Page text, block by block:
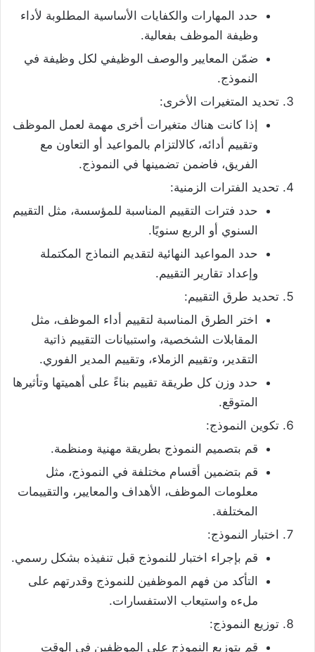
حدد المهارات والكفايات الأساسية المطلوبة لأداء
وظيفة الموظف بفعالية.
ضمّن المعايير والوصف الوظيفي لكل وظيفة في
النموذج.
تحديد المتغيرات الأخرى:
إذا كانت هناك متغيرات أخرى مهمة لعمل الموظف
وتقييم أدائه، كالالتزام بالمواعيد أو التعاون مع
الفريق، فاضمن تضمينها في النموذج.
تحديد الفترات الزمنية:
حدد فترات التقييم المناسبة للمؤسسة، مثل التقييم
السنوي أو الربع سنويًا.
حدد المواعيد النهائية لتقديم النماذج المكتملة
وإعداد تقارير التقييم.
تحديد طرق التقييم:
اختر الطرق المناسبة لتقييم أداء الموظف، مثل
المقابلات الشخصية، واستبيانات التقييم ذاتية
التقدير، وتقييم الزملاء، وتقييم المدير الفوري.
حدد وزن كل طريقة تقييم بناءً على أهميتها وتأثيرها
المتوقع.
تكوين النموذج:
قم بتصميم النموذج بطريقة مهنية ومنظمة.
قم بتضمين أقسام مختلفة في النموذج، مثل
معلومات الموظف، الأهداف والمعايير، والتقييمات
المختلفة.
اختبار النموذج:
قم بإجراء اختبار للنموذج قبل تنفيذه بشكل رسمي.
التأكد من فهم الموظفين للنموذج وقدرتهم على
ملءه واستيعاب الاستفسارات.
توزيع النموذج:
قم بتوزيع النموذج على الموظفين في الوقت